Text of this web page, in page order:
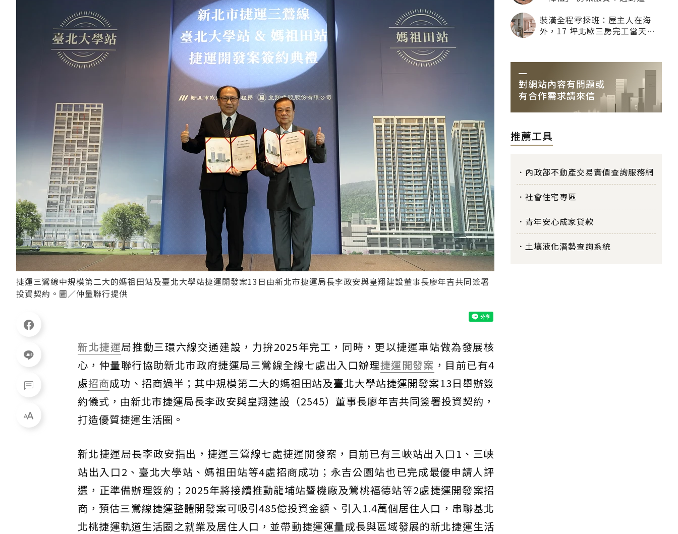
捷運三鶯線中規模第二大的媽祖田站及臺北大學站捷運開發案13日由新北市捷運局長李政安與皇翔建設董事長廖年吉共同簽署
投資契約。圖／仲量聯行提供
新北捷運局推動三環六線交通建設，力拚2025年完工，同時，更以捷運車站做為發展核
心，仲量聯行協助新北市政府捷運局三鶯線全線七處出入口辦理捷運開發案 ，目前已有4
處招商成功、招商過半；其中規模第二大的媽祖田站及臺北大學站捷運開發案13日舉辦簽
約儀式，由新北市捷運局長李政安與皇翔建設（2545）董事長廖年吉共同簽署投資契約，
打造優質捷運生活圈。
新北捷運局長李政安指出，捷運三鶯線七處捷運開發案，目前已有三峽站出入口1、三峽
站出入口2、臺北大學站、媽祖田站等4處招商成功；永吉公園站也已完成最優申請人評
選，正準備辦理簽約；2025年將接續推動龍埔站暨機廠及鶯桃福德站等2處捷運開發案招
商，預估三鶯線捷運整體開發案可吸引485億投資金額、引入1.4萬個居住人口，串聯基北
北桃捷運軌道生活圈之就業及居住人口，並帶動捷運運量成長與區域發展的新北捷運生活
裝潢全程零探班：屋主人在海
外，17 坪北歐三房完工當天才
推薦工具
內政部不動產交易實價查詢服務網
社會住宅專區
青年安心成家貸款
土壤液化潛勢查詢系統